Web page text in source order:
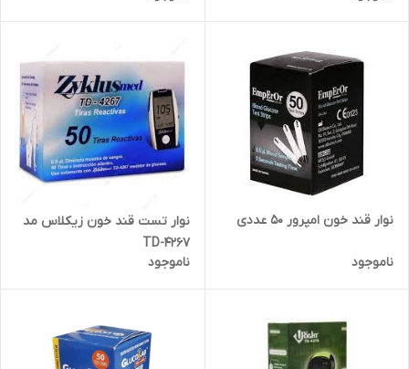
نوار قند خون امپرور 50 عددی
ناموجود
نوار تست قند خون زیکلاس مد
TD-4267
ناموجود